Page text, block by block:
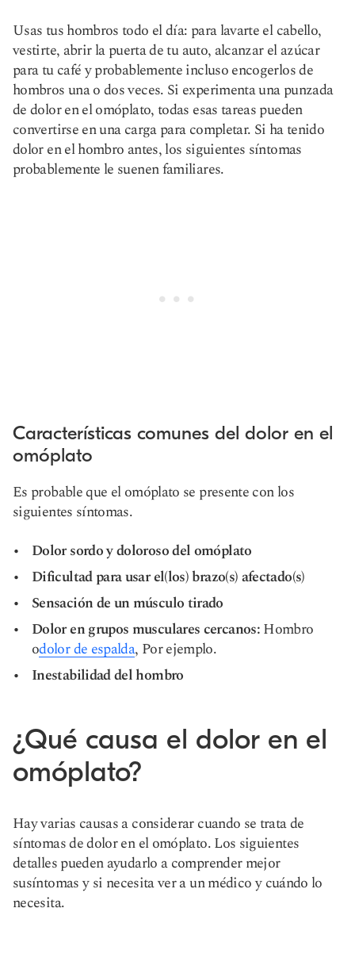
Usas tus hombros todo el día: para lavarte el cabello,
vestirte, abrir la puerta de tu auto, alcanzar el azúcar
para tu café y probablemente incluso encogerlos de
hombros una o dos veces. Si experimenta una punzada
de dolor en el omóplato, todas esas tareas pueden
convertirse en una carga para completar. Si ha tenido
dolor en el hombro antes, los siguientes síntomas
probablemente le suenen familiares.
Características comunes del dolor en el
omóplato
Es probable que el omóplato se presente con los
siguientes síntomas.
Dolor sordo y doloroso del omóplato
Dificultad para usar el(los) brazo(s) afectado(s)
Sensación de un músculo tirado
Dolor en grupos musculares cercanos:Hombro
odolor de espalda, Por ejemplo.
Inestabilidad del hombro
¿Qué causa el dolor en el
omóplato?
Hay varias causas a considerar cuando se trata de
síntomas de dolor en el omóplato. Los siguientes
detalles pueden ayudarlo a comprender mejor
susíntomasy si necesita ver a un médico y cuándo lo
necesita.